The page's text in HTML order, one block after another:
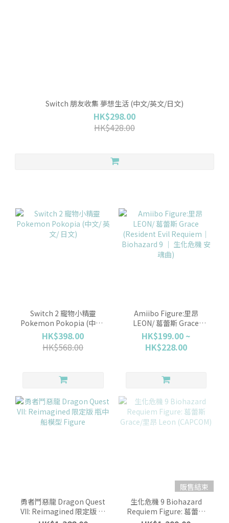
Switch 朋友收集 夢想生活 (中文/英文/日文)
HK$298.00
HK$428.00
Switch 2 寵物小精靈
Pokemon Pokopia (中文/
英文/ 日文)
HK$398.00
HK$568.00
Amiibo Figure:里昂
LEON/ 葛蕾斯 Grace
(Resident Evil Requiem
｜Biohazard 9 ｜ 生化危
機 安魂曲)
HK$199.00 ~
HK$228.00
勇者鬥惡龍 Dragon Quest
VII: Reimagined 限定版 瓶
中船模型 Figure
販售結束
生化危機 9 Biohazard
Requiem Figure: 葛蕾斯
Grace/里昂 Leon